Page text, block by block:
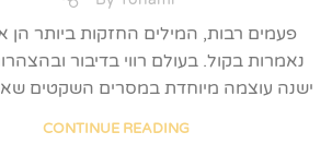
פעמים רבות, המילים החזקות ביותר
נאמרות בקול. בעולם רווי בדיבור
ישנה עוצמה מיוחדת במסרים השקטים
CONTINUE READING